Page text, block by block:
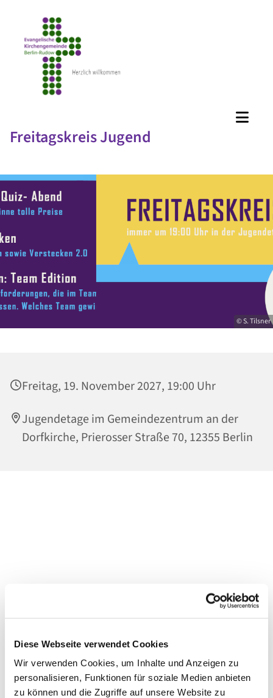
Diese Webseite verwendet Cookies
Wir verwenden Cookies, um Inhalte und Anzeigen zu
personalisieren, Funktionen für soziale Medien anbieten
zu können und die Zugriffe auf unsere Website zu
Freitagskreis Jugend
© S. Tilsner
Freitag, 19. November 2027, 19:00 Uhr
Jugendetage im Gemeindezentrum an der
Dorfkirche, Prierosser Straße 70, 12355 Berlin